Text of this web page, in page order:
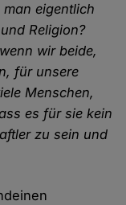
eigentlich
Religion?
wir beide,
für unsere
Menschen,
es für sie kein
zu sein und